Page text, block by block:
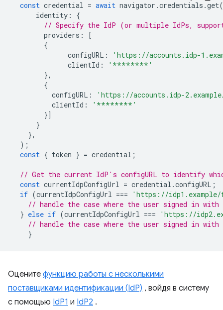
const credential = await navigator .credentials .get
identity :
{
// Specify the IdP (or multiple IdPs,
providers :
[
{
configURL :
'https://accounts.idp-
clientId :
'********'
},
{
configURL :
'https://accounts.idp-
clientId :
'********'
}]
}
},
);
const { token } = credential ;
// Get the current IdP's configURL to identify
const currentIdpConfigUrl = credential .configURL ;
if (currentIdpConfigUrl ===
'https://
// handle the case where the user signed in with
} else if (currentIdpConfigUrl ===
'https://
// handle the case where the user signed in with
}
Оцените функцию работы с несколькими
поставщиками идентификации (IdP) , войдя в систему
с помощью IdP1 и IdP2 .